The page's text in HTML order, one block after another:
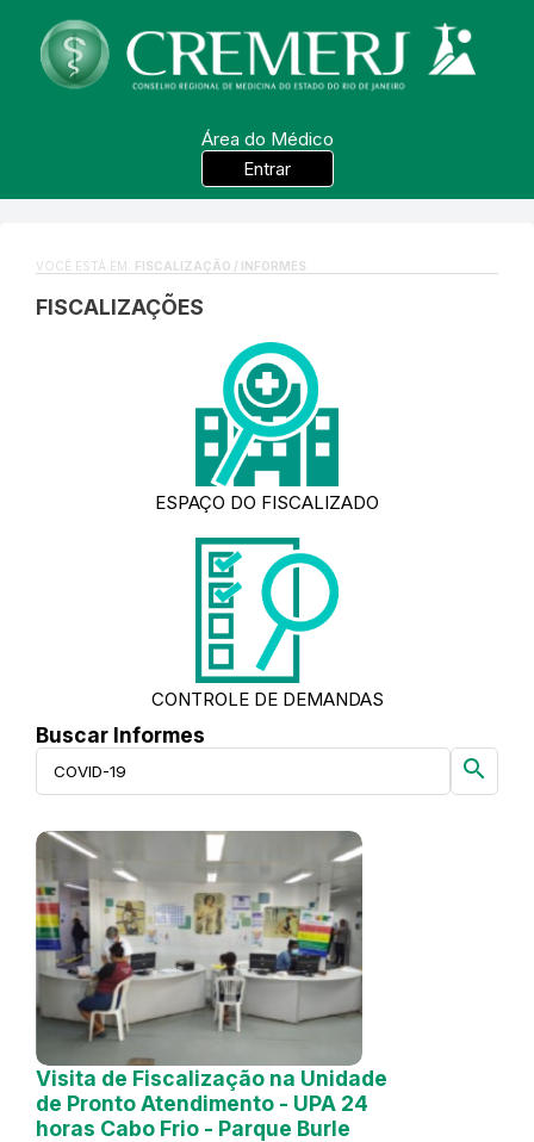
Área do Médico
Entrar
VOCÊ ESTÁ EM: FISCALIZAÇÃO / INFORMES
FISCALIZAÇÕES
ESPAÇO DO FISCALIZADO
CONTROLE DE DEMANDAS
Buscar Informes
search
Visita de Fiscalização na Unidade
de Pronto Atendimento - UPA 24
horas Cabo Frio - Parque Burle